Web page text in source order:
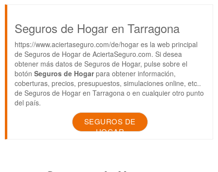
Seguros de Hogar en Tarragona
https://www.aciertaseguro.com/de/hogar es la web principal
de Seguros de Hogar de AciertaSeguro.com. Si desea
obtener más datos de Seguros de Hogar, pulse sobre el
botón Seguros de Hogarpara obtener información,
coberturas, precios, presupuestos, simulaciones online, etc..
de Seguros de Hogar en Tarragona o en cualquier otro punto
del país.
SEGUROS DE
HOGAR